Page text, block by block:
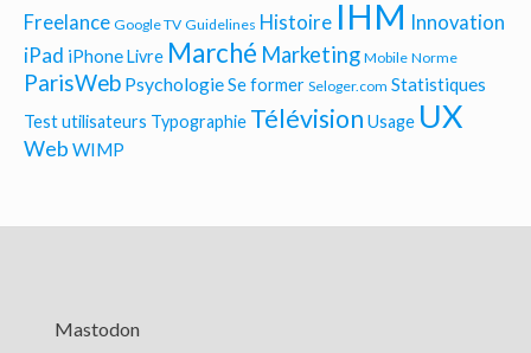
Freelance Google TV Guidelines Histoire IHM Innovation
iPad iPhoneLivre Marché Marketing Mobile Norme
ParisWeb PsychologieSe former Seloger.com Statistiques
Test utilisateurs Typographie Télévision Usage UX
Web WIMP
Mastodon